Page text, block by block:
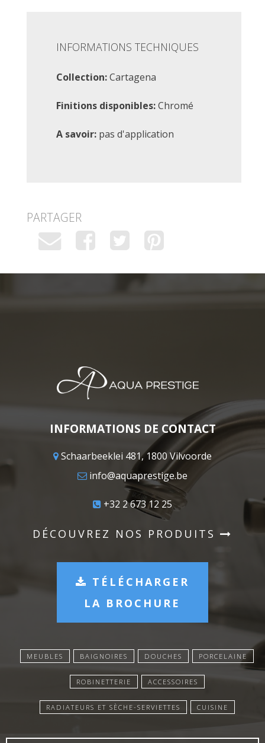
INFORMATIONS TECHNIQUES
Collection:Cartagena
Finitions disponibles:Chromé
A savoir: pas d'application
PARTAGER
INFORMATIONS DE CONTACT
Schaarbeeklei 481, 1800 Vilvoorde
info@aquaprestige.be
+32 2 673 12 25
DÉCOUVREZ NOS PRODUITS
TÉLÉCHARGER
LA BROCHURE
MEUBLES BAIGNOIRES DOUCHES PORCELAINE
ROBINETTERIE ACCESSOIRES
RADIATEURS ET SÈCHE-SERVIETTES CUISINE